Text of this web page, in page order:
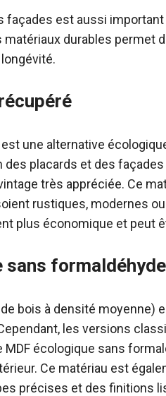
est aussi important
durables permet
une alternative
placards et des
très appréciée. Ce
rustiques, modernes
plus économique et peut
sans formaldéhyde
bois à densité moyenne)
les versions
écologique sans
Ce matériau est
précises et des finitions